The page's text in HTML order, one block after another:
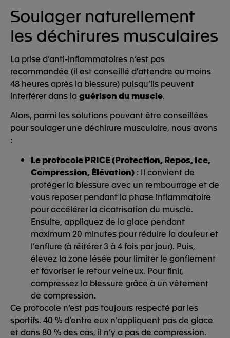
Soulager naturellement
les déchirures musculaires
La prise d’anti-inflammatoires n’est pas
recommandée (il est conseillé d’attendre au moins
48 heures après la blessure) puisqu’ils peuvent
interférer dans la guérison du muscle.
Alors, parmi les solutions pouvant être conseillées
pour soulager une déchirure musculaire, nous avons
:
Le protocole PRICE (Protection, Repos, Ice,
Compression, Élévation) : Il convient de
protéger la blessure avec un rembourrage et de
vous reposer pendant la phase inflammatoire
pour accélérer la cicatrisation du muscle.
Ensuite, appliquez de la glace pendant
maximum 20 minutes pour réduire la douleur et
l’enflure (à réitérer 3 à 4 fois par jour). Puis,
élevez la zone lésée pour limiter le gonflement
et favoriser le retour veineux. Pour finir,
compressez la blessure grâce à un vêtement
de compression.
Ce protocole n’est pas toujours respecté par les
sportifs. 40 % d’entre eux n’appliquent pas de glace
et dans 80 % des cas, il n’y a pas de compression.